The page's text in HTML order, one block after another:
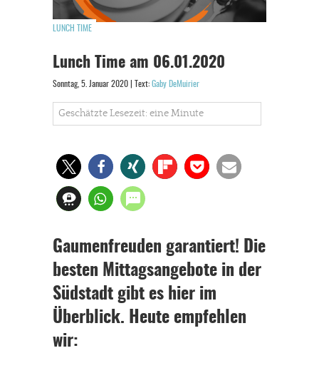
LUNCH TIME
Lunch Time am 06.01.2020
Sonntag, 5. Januar 2020 | Text: Gaby DeMuirier
Geschätzte Lesezeit: eine Minute
Gaumenfreuden garantiert! Die
besten Mittagsangebote in der
Südstadt gibt es hier im
Überblick. Heute empfehlen
wir: